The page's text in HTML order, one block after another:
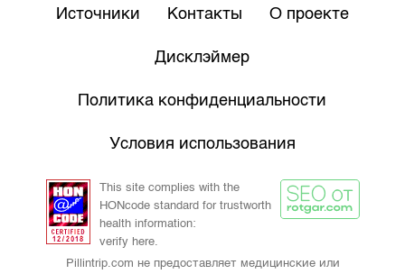
Источники Контакты О проекте
Дисклэймер
Политика конфиденциальности
Условия использования
This site complies with the
HONcode standard for trustworth
health information:
verify here.
Pillintrip.com не предоставляет медицинские или